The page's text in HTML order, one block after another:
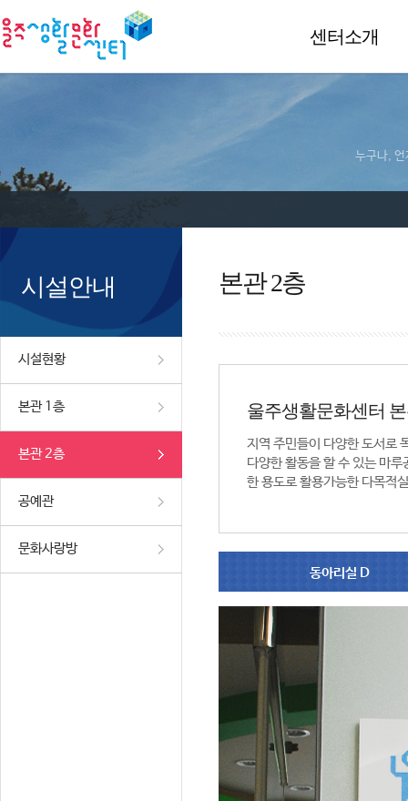
센터소개
누구나, 언
시설안내
시설현황
본관 1층
본관 2층
공예관
문화사랑방
본관 2층
울주생활문화센터
지역 주민들이 다양한 도서로
다양한 활동을 할 수 있는 마
한 용도로 활용가능한 다목적
동아리실 D